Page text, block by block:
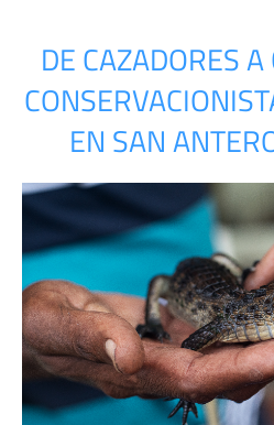
DE CAZADORES
EN SAN